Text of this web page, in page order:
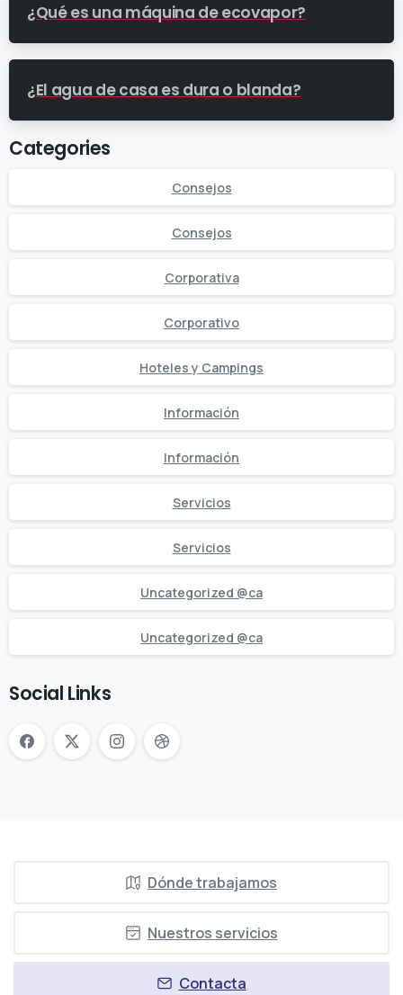
¿Qué es una máquina de ecovapor?
¿El agua de casa es dura o blanda?
Categories
Consejos
Consejos
Corporativa
Corporativo
Hoteles y Campings
Información
Información
Servicios
Servicios
Uncategorized @ca
Uncategorized @ca
Social Links
Dónde trabajamos
Nuestros servicios
Contacta